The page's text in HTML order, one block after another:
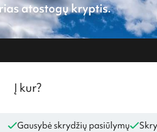
atostogų kryptis.
Į kur?
Gausybė skrydžių pasiūlymų